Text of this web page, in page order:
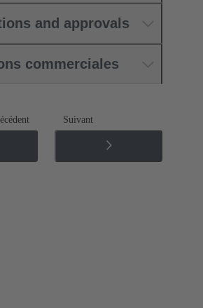
and approvals
commerciales
Suivant